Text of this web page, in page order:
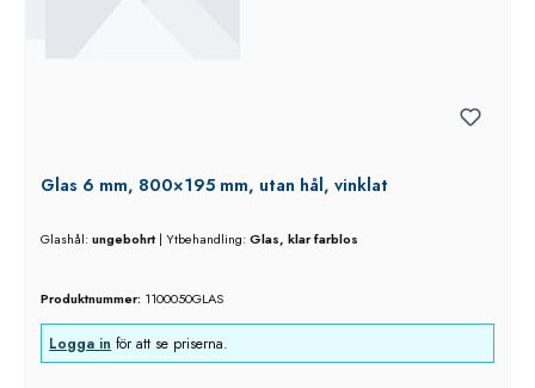
Glas 6 mm, 800×195 mm, utan hål, vinklat
Glashål:ungebohrt | Ytbehandling:Glas, klar farblos
Produktnummer: 1100050GLAS
Logga in för att se priserna.